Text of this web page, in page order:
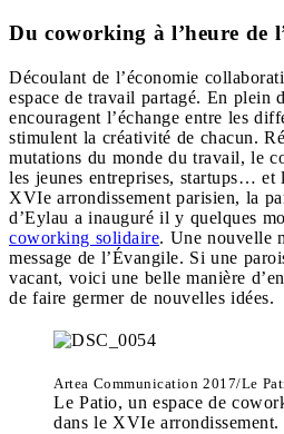
Du coworking à l’heure de
Découlant de l’économie
espace de travail partagé. En plein
encouragent l’échange entre les
stimulent la créativité de chacun.
mutations du monde du travail, le
les jeunes entreprises, startups… et
XVIe arrondissement parisien, la
d’Eylau a inauguré il y quelques
coworking solidaire. Une nouvelle
message de l’Évangile. Si une
vacant, voici une belle manière
de faire germer de nouvelles idées.
Artea Communication 2017/Le
Le Patio, un espace de
dans le XVIe arrondissement.